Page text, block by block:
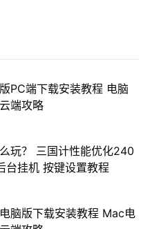
PC端下载安装教程 电脑
端攻略
玩？ 三国计性能优化240
台挂机 按键设置教程
脑版下载安装教程 Mac电